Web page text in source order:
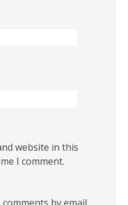
website in this
I comment.